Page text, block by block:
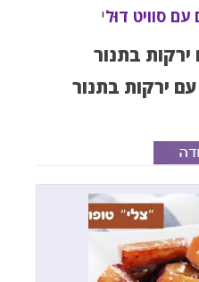
סוויט דוּלי
עם ירקות בתנור